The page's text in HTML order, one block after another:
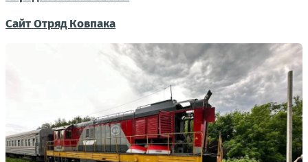
Сайт Отряд Ковпака